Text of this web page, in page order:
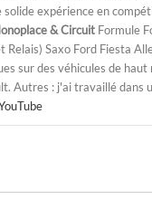
solide expérience en
& Circuit Formule
Relais) Saxo Ford Fiesta
sur des véhicules de
Autres : j'ai travaillé dans